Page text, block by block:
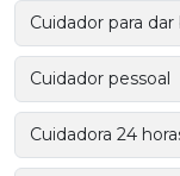
Cuidador para dar
Cuidador pessoal
Cuidadora 24